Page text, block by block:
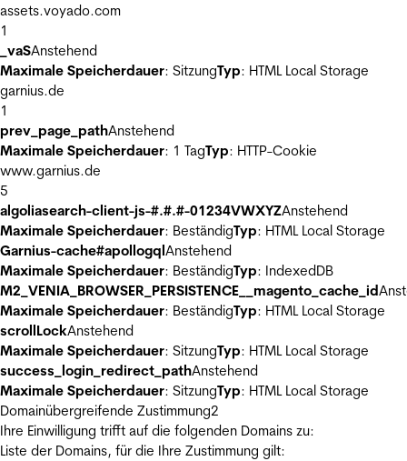
assets.voyado.com
1
_vaSAnstehend
Maximale Speicherdauer: SitzungTyp: HTML Local Storage
garnius.de
1
prev_page_pathAnstehend
Maximale Speicherdauer: 1 TagTyp: HTTP-Cookie
www.garnius.de
5
algoliasearch-client-js-#.#.#-01234VWXYZAnstehend
Maximale Speicherdauer: BeständigTyp: HTML Local Storage
Garnius-cache#apollogqlAnstehend
Maximale Speicherdauer: BeständigTyp: IndexedDB
M2_VENIA_BROWSER_PERSISTENCE__magento_cache_id
Maximale Speicherdauer: BeständigTyp: HTML Local Storage
scrollLockAnstehend
Maximale Speicherdauer: SitzungTyp: HTML Local Storage
success_login_redirect_pathAnstehend
Maximale Speicherdauer: SitzungTyp: HTML Local Storage
Domainübergreifende Zustimmung2
Ihre Einwilligung trifft auf die folgenden Domains zu:
Liste der Domains, für die Ihre Zustimmung gilt: